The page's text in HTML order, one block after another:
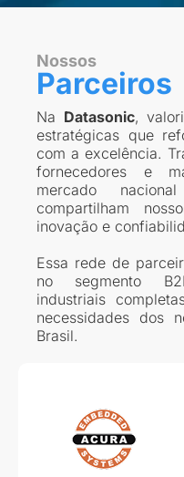
Nossos
Parceiros
Na Datasonic,
estratégicas que
com a excelência.
fornecedores e
mercado
compartilham
inovação e
Essa rede de
no segmento
industriais
necessidades dos
Brasil.